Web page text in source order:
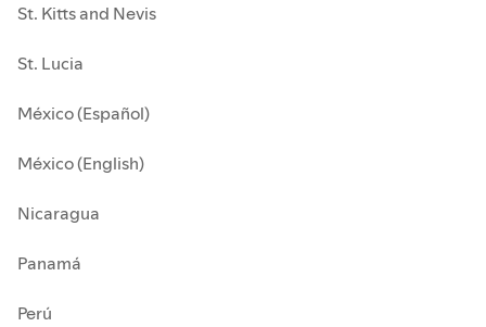
St. Kitts and Nevis
St. Lucia
México (Español)
México (English)
Nicaragua
Panamá
Perú